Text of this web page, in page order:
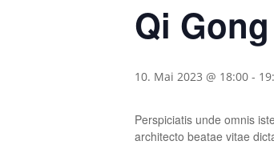
Qi Gong
10. Mai 2023 @ 18:00 -
Perspiciatis unde omnis
architecto beatae vitae